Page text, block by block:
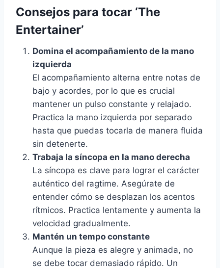
Consejos para tocar ‘The
Entertainer’
Domina el acompañamiento de la mano
izquierda
El acompañamiento alterna entre notas de
bajo y acordes, por lo que es crucial
mantener un pulso constante y relajado.
Practica la mano izquierda por separado
hasta que puedas tocarla de manera fluida
sin detenerte.
Trabaja la síncopa en la mano derecha
La síncopa es clave para lograr el carácter
auténtico del ragtime. Asegúrate de
entender cómo se desplazan los acentos
rítmicos. Practica lentamente y aumenta la
velocidad gradualmente.
Mantén un tempo constante
Aunque la pieza es alegre y animada, no
se debe tocar demasiado rápido. Un